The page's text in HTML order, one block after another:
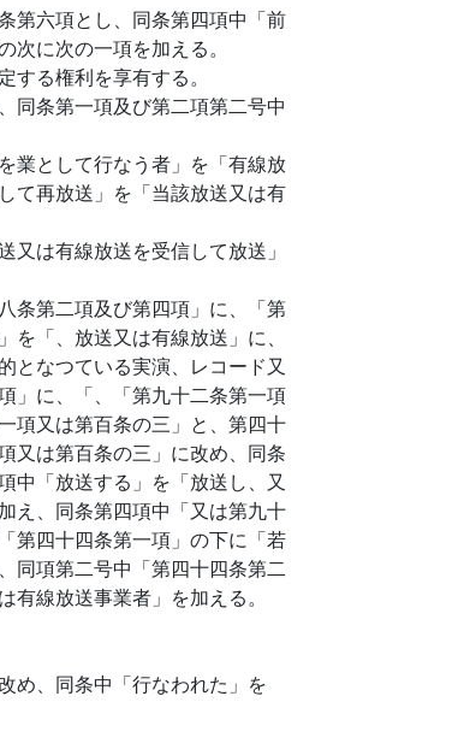
第六項とし、同条第四項中「前
に次の一項を加える。
る権利を享有する。
同条第一項及び第二項第二号中
業として行なう者」を「有線放
て再放送」を「当該放送又は有
は有線放送を受信して放送」
条第二項及び第四項」に、「第
「、放送又は有線放送」に、
となつている実演、レコード又
」に、「、「第九十二条第一項
項又は第百条の三」と、第四十
又は第百条の三」に改め、同条
中「放送する」を「放送し、又
え、同条第四項中「又は第九十
第四十四条第一項」の下に「若
同項第二号中「第四十四条第二
線放送事業者」を加える。
め、同条中「行なわれた」を